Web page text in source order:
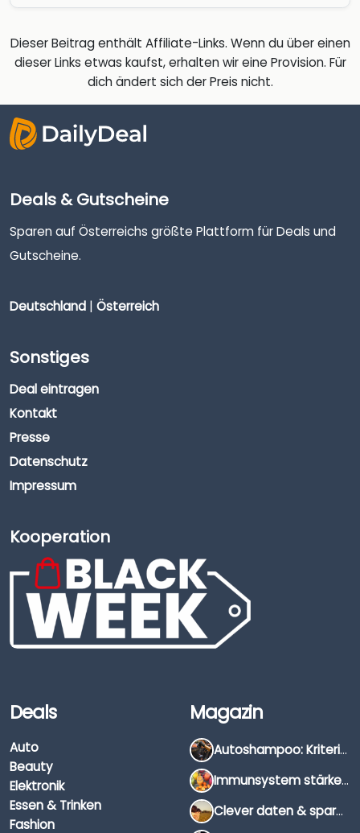
Dieser Beitrag enthält Affiliate-Links. Wenn du über einen
dieser Links etwas kaufst, erhalten wir eine Provision. Für
dich ändert sich der Preis nicht.
Deals & Gutscheine
Sparen auf Österreichs größte Plattform für Deals und
Gutscheine.
Deutschland | Österreich
Sonstiges
Deal eintragen
Kontakt
Presse
Datenschutz
Impressum
Kooperation
Deals
Auto
Beauty
Elektronik
Essen & Trinken
Fashion
Magazin
Autoshampoo: Kriterien, Unterschiede & Anwendung
Immunsystem stärken: Hausmittel, Vitamine & Wissenswertes
Clever daten & sparen: So findest du die besten Deals für Dates und Unternehmungen